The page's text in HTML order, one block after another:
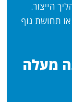
הייצור.
תחושת גוף
מעלה